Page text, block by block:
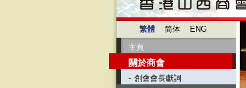
繁體 简体
ENG
主頁
關於商會
- 創會會長獻詞